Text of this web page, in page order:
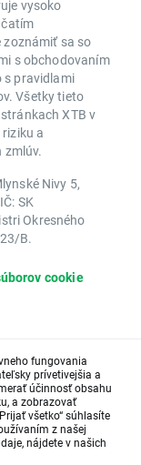
vysoko
sa so
s obchodovaním
s pravidlami
Všetky tieto
XTB v
a
zmlúv.
Nivy 5,
SK
Okresného
B.
cookie
fungovania
prívetivejšia a
účinnosť obsahu
a zobrazovať
všetko“ súhlasíte
z našej
nájdete v našich